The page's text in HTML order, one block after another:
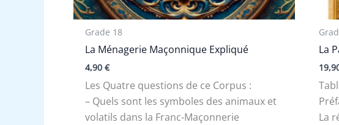
Grade 18
La Ménagerie Maçonnique Expliqué
4,90€
Les Quatre questions de ce Corpus :
– Quels sont les symboles des animaux et
volatils dans la Franc-Maçonnerie
La
La